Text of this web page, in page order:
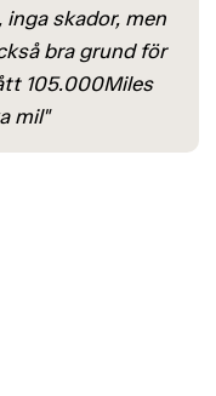
skador, men
bra grund för
105.000Miles
mil"